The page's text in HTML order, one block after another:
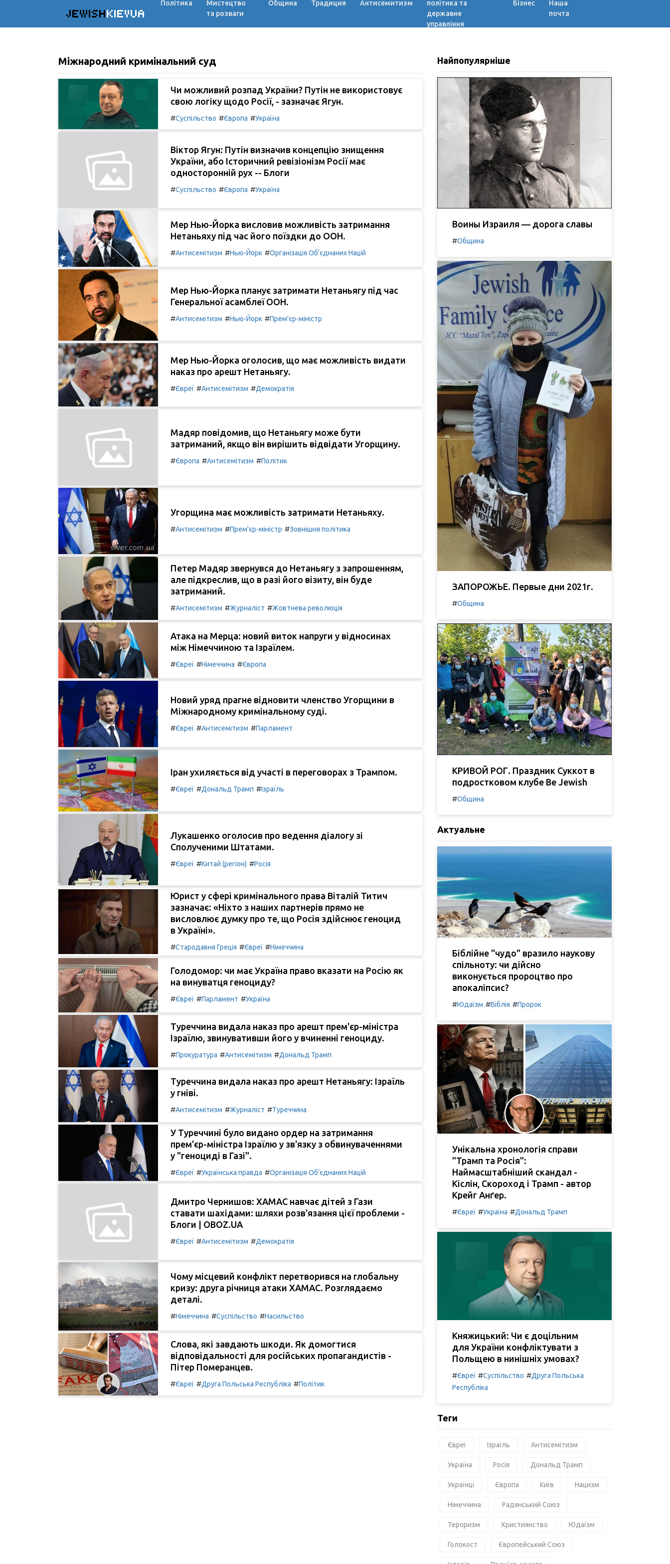
JEWISHKIEVUA
Політика
Мистецтво
та розваги
Община Традиция Антисемитизм
політика та
державне
управління
Бізнес
Наша
почта
Міжнародний кримінальний суд
Чи можливий розпад України? Путін не використовує
свою логіку щодо Росії, - зазначає Ягун.
#Суспільство #Європа #Україна
Віктор Ягун: Путін визначив концепцію знищення
України, або Історичний ревізіонізм Росії має
односторонній рух -- Блоги
#Суспільство #Європа #Україна
Мер Нью-Йорка висловив можливість затримання
Нетаньяху під час його поїздки до ООН.
#Антисемітизм #Нью-Йорк #Організація Об'єднаних Націй
Мер Нью-Йорка планує затримати Нетаньягу під час
Генеральної асамблеї ООН.
#Антисемітизм #Нью-Йорк #Прем'єр-міністр
Мер Нью-Йорка оголосив, що має можливість видати
наказ про арешт Нетаньягу.
#Євреї #Антисемітизм #Демократія
Мадяр повідомив, що Нетаньягу може бути
затриманий, якщо він вирішить відвідати Угорщину.
#Європа #Антисемітизм #Політик
Угорщина має можливість затримати Нетаньяху.
#Антисемітизм #Прем'єр-міністр #Зовнішня політика
Петер Мадяр звернувся до Нетаньягу з запрошенням,
але підкреслив, що в разі його візиту, він буде
затриманий.
#Антисемітизм #Журналіст #Жовтнева революція
Атака на Мерца: новий виток напруги у відносинах
між Німеччиною та Ізраїлем.
#Євреї #Німеччина #Європа
Новий уряд прагне відновити членство Угорщини в
Міжнародному кримінальному суді.
#Євреї #Антисемітизм #Парламент
Іран ухиляється від участі в переговорах з Трампом.
#Євреї #Дональд Трамп #Ізраїль
Лукашенко оголосив про ведення діалогу зі
Сполученими Штатами.
#Євреї #Китай (регіон) #Росія
Юрист у сфері кримінального права Віталій Титич
зазначає: «Ніхто з наших партнерів прямо не
висловлює думку про те, що Росія здійснює геноцид
в Україні».
#Стародавня Греція #Євреї #Німеччина
Голодомор: чи має Україна право вказати на Росію як
на винуватця геноциду?
#Євреї #Парламент #Україна
Туреччина видала наказ про арешт прем'єр-міністра
Ізраїлю, звинувативши його у вчиненні геноциду.
#Прокуратура #Антисемітизм #Дональд Трамп
Туреччина видала наказ про арешт Нетаньягу: Ізраїль
у гніві.
#Антисемітизм #Журналіст #Туреччина
У Туреччині було видано ордер на затримання
прем'єр-міністра Ізраїлю у зв'язку з обвинуваченнями
у "геноциді в Газі".
#Євреї #Українська правда #Організація Об'єднаних Націй
Дмитро Чернишов: ХАМАС навчає дітей з Гази
ставати шахідами: шляхи розв'язання цієї проблеми -
Блоги | OBOZ.UA
#Євреї #Антисемітизм #Демократія
Чому місцевий конфлікт перетворився на глобальну
кризу: друга річниця атаки ХАМАС. Розглядаємо
деталі.
#Німеччина #Суспільство #Насильство
Слова, які завдають шкоди. Як домогтися
відповідальності для російських пропагандистів -
Пітер Померанцев.
#Євреї #Друга Польська Республіка #Політик
Найпопулярніше
Воины Израиля — дорога славы
#Община
ЗАПОРОЖЬЕ. Первые дни 2021г.
#Община
КРИВОЙ РОГ. Праздник Суккот в
подростковом клубе Be Jewish
#Община
Актуальне
Біблійне "чудо" вразило наукову
спільноту: чи дійсно
виконується пророцтво про
апокаліпсис?
#Юдаїзм #Біблія #Пророк
Унікальна хронологія справи
"Трамп та Росія":
Наймасштабніший скандал -
Кіслін, Скороход і Трамп - автор
Крейг Анґер.
#Євреї #Україна #Дональд Трамп
Княжицький: Чи є доцільним
для України конфліктувати з
Польщею в нинішніх умовах?
#Євреї #Суспільство #Друга Польська
Республіка
Теги
Євреї Ізраїль Антисемітизм
Україна Росія Дональд Трамп
Українці Європа Київ Нацизм
Німеччина Радянський Союз
Тероризм Християнство Юдаїзм
Голокост Європейський Союз